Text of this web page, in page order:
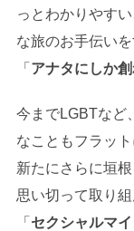
っとわかりやす
な旅のお手伝い
「 アナタにしか
今までLGBTなど
なこともフラッ
新たにさらに垣
思い切って取り
「 セクシャルマ